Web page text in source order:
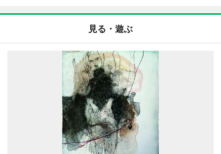
見る・遊ぶ